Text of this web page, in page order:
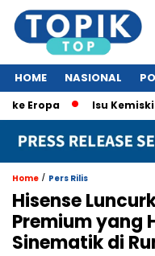
HOME NASIONAL
Isu Kemiskinan
Home / Pers Rilis
Hisense
Premium yang
Sinematik di